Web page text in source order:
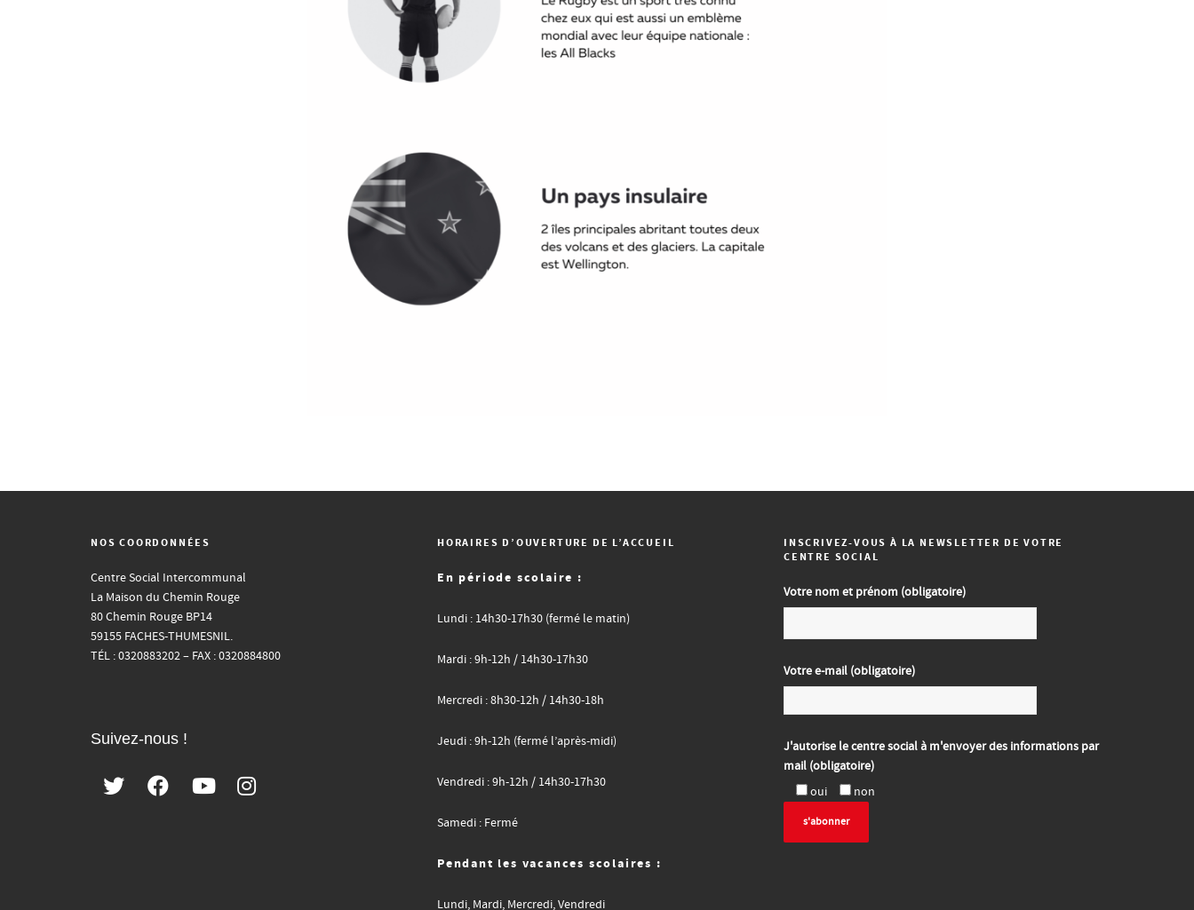
NOS COORDONNÉES
Centre Social Intercommunal
La Maison du Chemin Rouge
80 Chemin Rouge BP14
59155 FACHES-THUMESNIL.
TÉL : 0320883202 – FAX : 0320884800
Suivez-nous !
HORAIRES D’OUVERTURE DE L’ACCUEIL
En période scolaire :
Lundi : 14h30-17h30 (fermé le matin)
Mardi : 9h-12h / 14h30-17h30
Mercredi : 8h30-12h / 14h30-18h
Jeudi : 9h-12h (fermé l’après-midi)
Vendredi : 9h-12h / 14h30-17h30
Samedi : Fermé
Pendant les vacances scolaires :
Lundi, Mardi, Mercredi, Vendredi
INSCRIVEZ-VOUS À LA NEWSLETTER DE VOTRE
CENTRE SOCIAL
Votre nom et prénom (obligatoire)
Votre e-mail (obligatoire)
J'autorise le centre social à m'envoyer des informations par
mail (obligatoire)
oui
non